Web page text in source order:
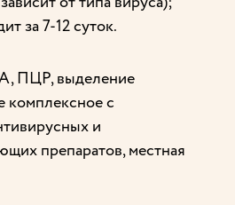
за 7-12 суток.
ПЦР, выделение
комплексное с
и
препаратов, местная